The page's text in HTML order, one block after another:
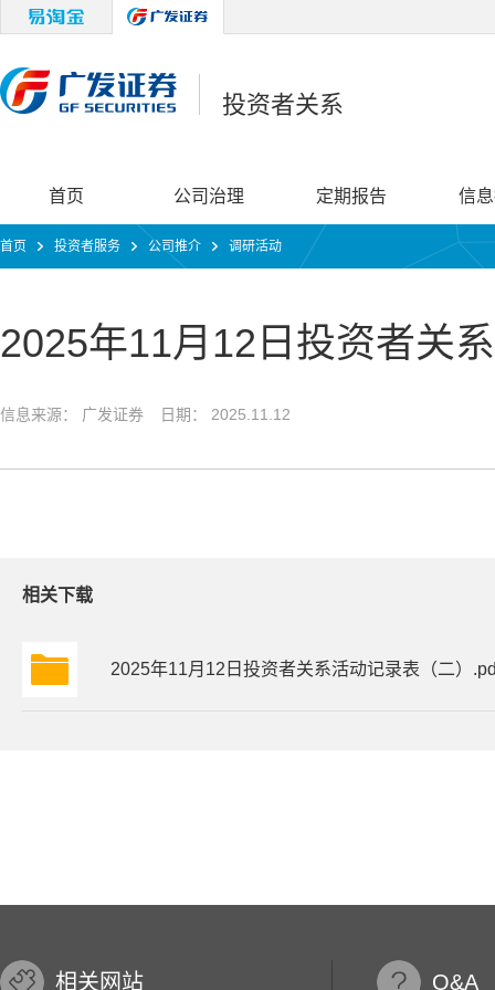
投资者关系
首页 公司治理 定期报告 信
首页 投资者服务 公司推介 调研活动
2025年11月12日投资者关
信息来源： 广发证券 日期： 2025.11.12
相关下载
2025年11月12日投资者关系活动记录表（二）
相关网站 Q&A